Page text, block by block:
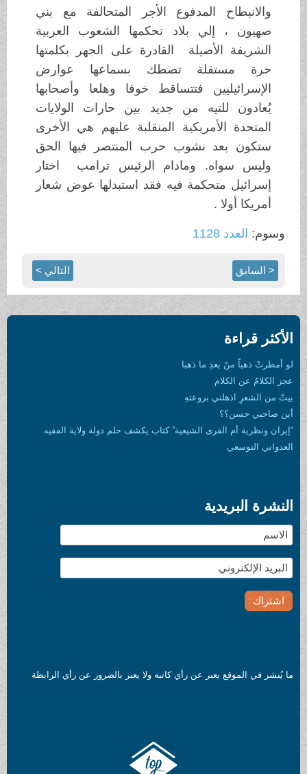
والانبطاح المدفوع الأجر المتحالفة مع بني
صهيون ، إلي بلاد تحكمها الشعوب العربية
الشريفة الأصيلة القادرة على الجهر بكلمتها
حرة مستقلة تصطك بسماعها عوارض
الإسرائيليين فتتساقط خوفا وهلعا وأصحابها
يُعادون للتيه من جديد بين حارات الولايات
المتحدة الأمريكية المنقلبة عليهم هي الأخرى
ستكون بعد نشوب حرب المنتصر فيها الحق
وليس سواه. ومادام الرئيس ترامب اختار
إسرائيل متحكمة فيه فقد استبدلها عوض شعار
أمريكا أولا .
وسوم:العدد 1128
< السابق التالي >
الأكثر قراءة
لو أمطرتْ ذهباً منْ بعدِ ما ذهبا
عجز الكلامُ عن الكلام
بيتٌ من الشعرِ اذهلني بروعتهِ
أين صاحبي حسن؟؟
“إيران ونظرية أم القرى الشيعية” كتاب يكشف حلم دولة ولاية الفقيه
العدواني التوسعي
النشرة البريدية
ما يُنشر في الموقع يعبر عن رأي كاتبه ولا يعبر بالضرور عن رأي الرابطة